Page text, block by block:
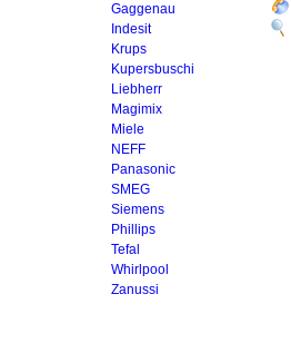
Gaggenau
Indesit
Krups
Kupersbuschi
Liebherr
Magimix
Miele
NEFF
Panasonic
SMEG
Siemens
Phillips
Tefal
Whirlpool
Zanussi